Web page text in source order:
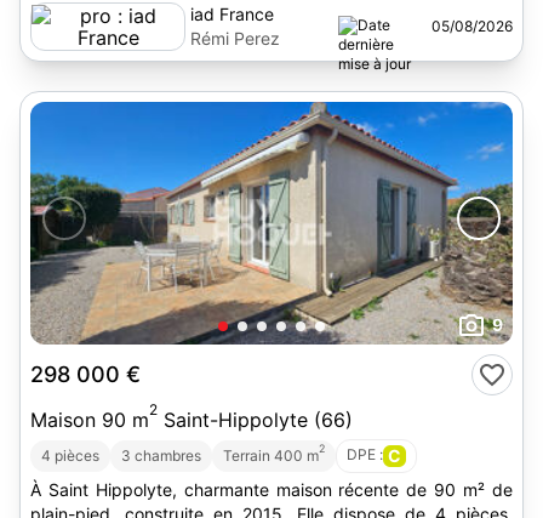
iad France
Rémi Perez
05/08/2026
9
298 000 €
Maison 90 m2 Saint-Hippolyte (66)
4 pièces 3 chambres Terrain 400 m2 DPE : C
À Saint Hippolyte, charmante maison récente de 90 m² de
plain-pied, construite en 2015. Elle dispose de 4 pièces,